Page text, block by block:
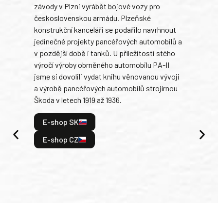
závody v Plzni vyrábět bojové vozy pro
československou armádu. Plzeňské
konstrukční kanceláři se podařilo navrhnout
jedinečné projekty pancéřových automobilů a
v pozdější době i tanků. U příležitosti stého
výročí výroby obrněného automobilu PA-II
jsme si dovolili vydat knihu věnovanou vývoji
a výrobě pancéřových automobilů strojírnou
Škoda v letech 1919 až 1936.
E-shop SK
E-shop CZ